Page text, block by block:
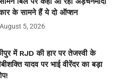
के सामने हैं ये दो ऑप्शन
August 5, 2026
में RJD की हार पर तेजस्वी के
यादव पर भाई वीरेंदर का बड़ा